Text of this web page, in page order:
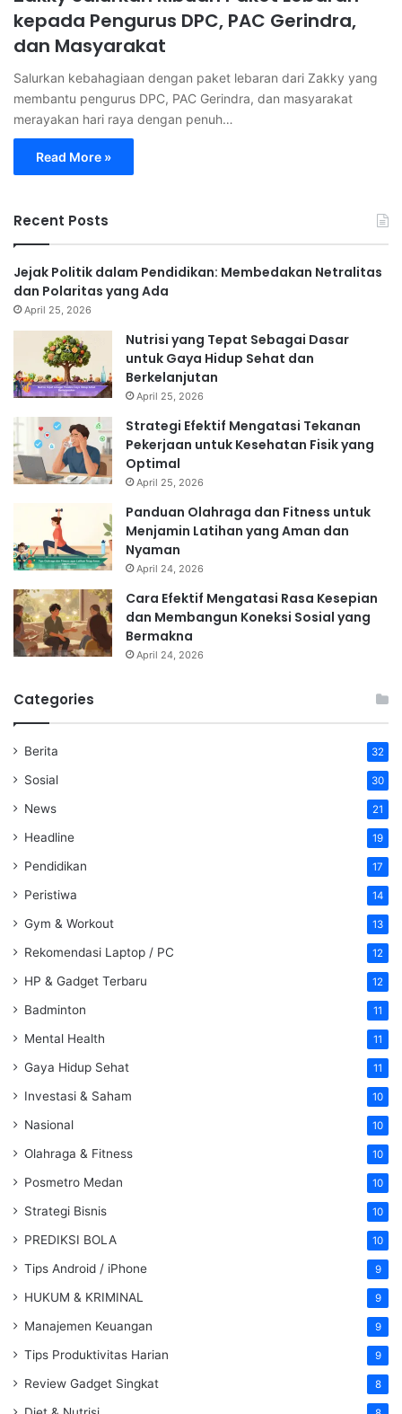
kepada Pengurus DPC, PAC Gerindra,
dan Masyarakat
Salurkan kebahagiaan dengan paket lebaran dari Zakky yang
membantu pengurus DPC, PAC Gerindra, dan masyarakat
merayakan hari raya dengan penuh…
Read More »
Recent Posts
Jejak Politik dalam Pendidikan: Membedakan Netralitas
dan Polaritas yang Ada
April 25, 2026
Nutrisi yang Tepat Sebagai Dasar
untuk Gaya Hidup Sehat dan
Berkelanjutan
April 25, 2026
Strategi Efektif Mengatasi Tekanan
Pekerjaan untuk Kesehatan Fisik yang
Optimal
April 25, 2026
Panduan Olahraga dan Fitness untuk
Menjamin Latihan yang Aman dan
Nyaman
April 24, 2026
Cara Efektif Mengatasi Rasa Kesepian
dan Membangun Koneksi Sosial yang
Bermakna
April 24, 2026
Categories
Berita 32
Sosial 30
News 21
Headline 19
Pendidikan 17
Peristiwa 14
Gym & Workout 13
Rekomendasi Laptop / PC 12
HP & Gadget Terbaru 12
Badminton 11
Mental Health 11
Gaya Hidup Sehat 11
Investasi & Saham 10
Nasional 10
Olahraga & Fitness 10
Posmetro Medan 10
Strategi Bisnis 10
PREDIKSI BOLA 10
Tips Android / iPhone 9
HUKUM & KRIMINAL 9
Manajemen Keuangan 9
Tips Produktivitas Harian 9
Review Gadget Singkat 8